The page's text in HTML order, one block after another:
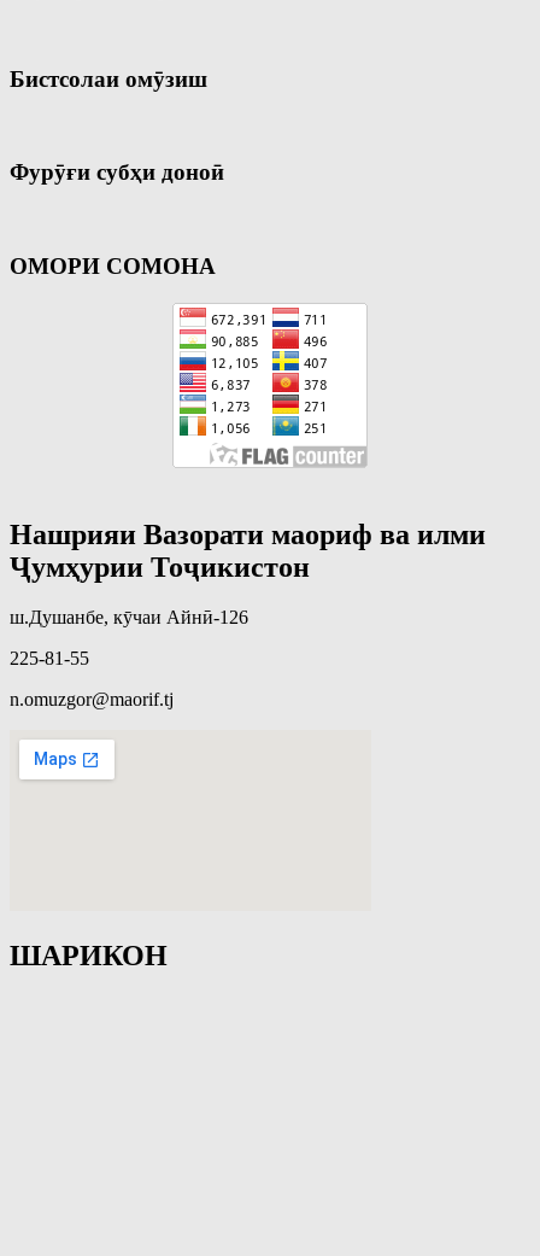
Бистсолаи омӯзиш
Фурӯғи субҳи доноӣ
ОМОРИ СОМОНА
Нашрияи Вазорати маориф ва илми
Ҷумҳурии Тоҷикистон
ш.Душанбе, кӯчаи Айнӣ-126
225-81-55
n.omuzgor@maorif.tj
ШАРИКОН